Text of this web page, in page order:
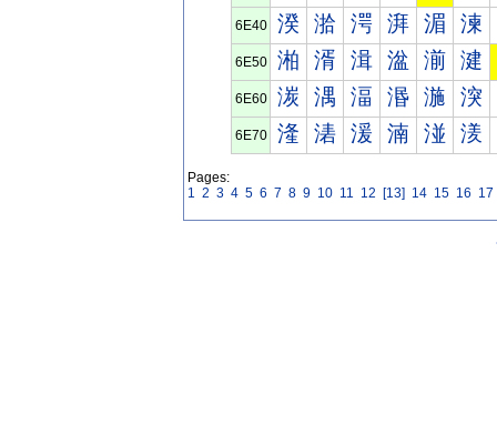
6E40 湀 湁 湂 湃 湄 湅
6E50 湐 湑 湒 湓 湔 湕
6E60 湠 湡 湢 湣 湤 湥
6E70 湰 湱 湲 湳 湴 湵
Pages:
1 2 3 4 5 6 7 8 9 10 11 12 [13] 14 15 16 17